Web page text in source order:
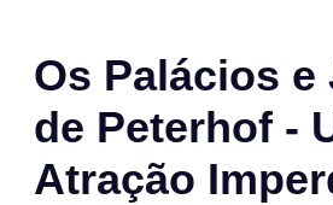
Os Palácios e
de Peterhof -
Atração